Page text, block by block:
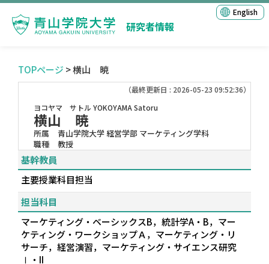
研究者情報
English
TOPページ > 横山 暁
（最終更新日 : 2026-05-23 09:52:36）
ヨコヤマ サトル YOKOYAMA Satoru
横山 暁
所属
青山学院大学 経営学部 マーケティング学科
職種
教授
基幹教員
主要授業科目担当
担当科目
マーケティング・ベーシックスB，統計学A・B，マー
ケティング・ワークショップＡ，マーケティング・リ
サーチ，経営演習，マーケティング・サイエンス研究
Ⅰ・II